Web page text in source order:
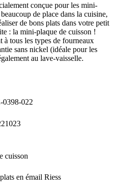
conçue pour les mini-
de place dans la cuisine,
de bons plats dans votre petit
: la mini-plaque de cuisson !
à tous les types de fourneaux
sans nickel (idéale pour les
au lave-vaisselle.
022
cuisson
en émail Riess